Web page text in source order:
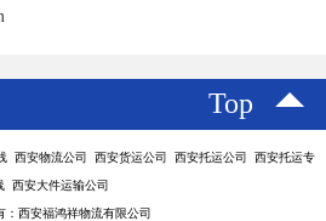
Top
西安物流公司 西安货运公司 西安托运公司 西安托运专
西安大件运输公司
：西安福鸿祥物流有限公司